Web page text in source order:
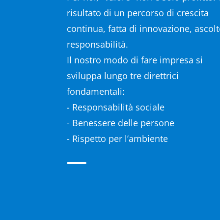
risultato di un percorso di crescita
continua, fatta di innovazione,
responsabilità.
Il nostro modo di fare impresa si
sviluppa lungo tre direttrici
fondamentali:
- Responsabilità sociale
- Benessere delle persone
- Rispetto per l’ambiente